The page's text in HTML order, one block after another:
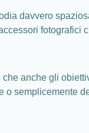
davvero
anche gli
semplicemente